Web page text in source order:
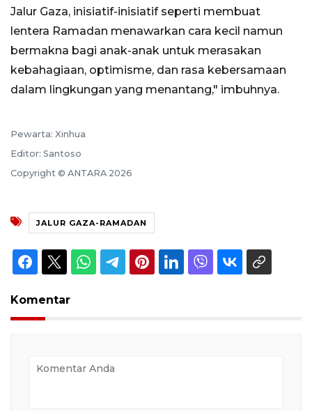
Jalur Gaza, inisiatif-inisiatif seperti membuat
lentera Ramadan menawarkan cara kecil namun
bermakna bagi anak-anak untuk merasakan
kebahagiaan, optimisme, dan rasa kebersamaan
dalam lingkungan yang menantang," imbuhnya.
Pewarta: Xinhua
Editor: Santoso
Copyright © ANTARA 2026
JALUR GAZA-RAMADAN
Komentar